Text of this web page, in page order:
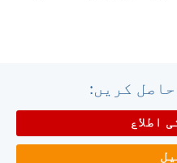
کریں:
اطلاع